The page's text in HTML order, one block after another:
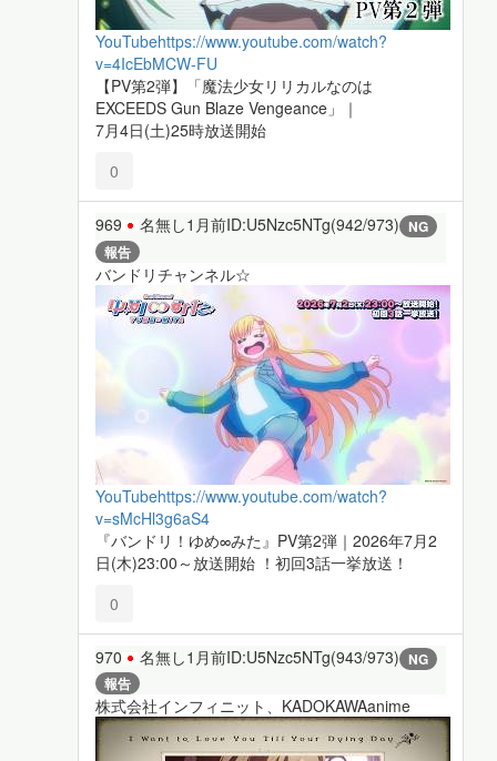
YouTubehttps://www.youtube.com/watch?
v=4IcEbMCW-FU
【PV第2弾】「魔法少女リリカルなのは
EXCEEDS Gun Blaze Vengeance」｜
7月4日(土)25時放送開始
0
969 名無し1月前ID:U5Nzc5NTg(942/973) NG
報告
バンドリチャンネル☆
YouTubehttps://www.youtube.com/watch?
v=sMcHl3g6aS4
『バンドリ！ゆめ∞みた』PV第2弾｜2026年7月2
日(木)23:00～放送開始 ！初回3話一挙放送！
0
970 名無し1月前ID:U5Nzc5NTg(943/973) NG
報告
株式会社インフィニット、KADOKAWAanime